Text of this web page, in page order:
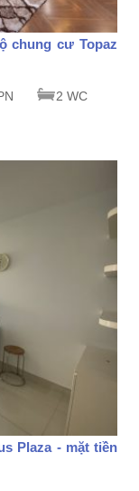
chung cư Topaz
2 WC
Plaza - mặt tiền